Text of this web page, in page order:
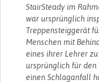
StairSteady im
war ursprünglich
Treppensteiggerät
Menschen mit
eines ihrer Lehrer
ursprünglich für den
einen Schlaganfall